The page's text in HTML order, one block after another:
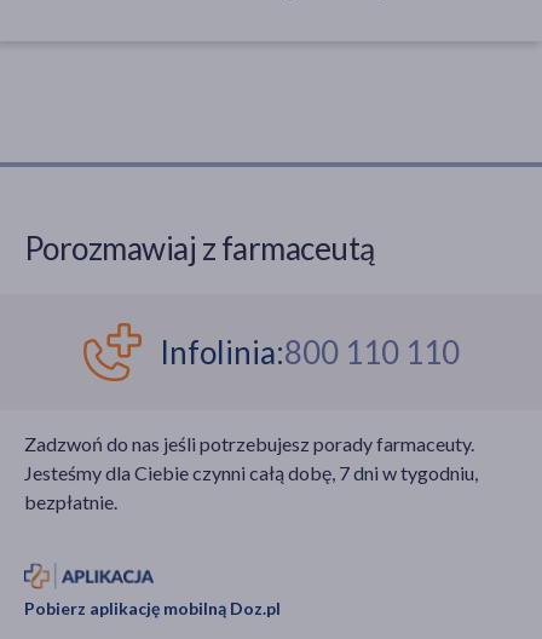
Porozmawiaj z farmaceutą
Infolinia:800 110 110
Zadzwoń do nas jeśli potrzebujesz porady farmaceuty.
Jesteśmy dla Ciebie czynni całą dobę, 7 dni w tygodniu,
bezpłatnie.
Pobierz aplikację mobilną Doz.pl